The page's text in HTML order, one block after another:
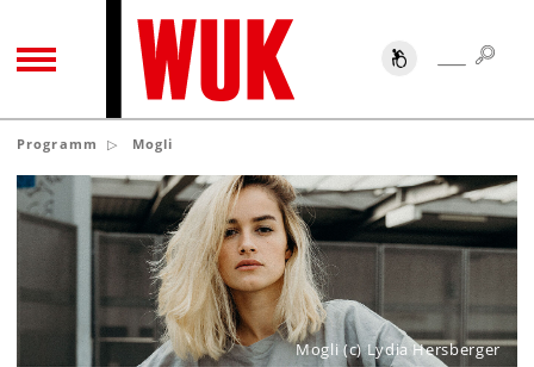
TOGGLE NAVIGATION SUCHE
Programm Mogli
Mogli (c) Lydia Hersberger